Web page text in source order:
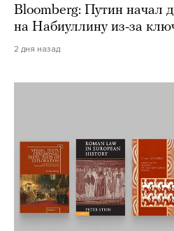
Bloomberg: Путин начал
на Набиуллину из-за
2 дня назад